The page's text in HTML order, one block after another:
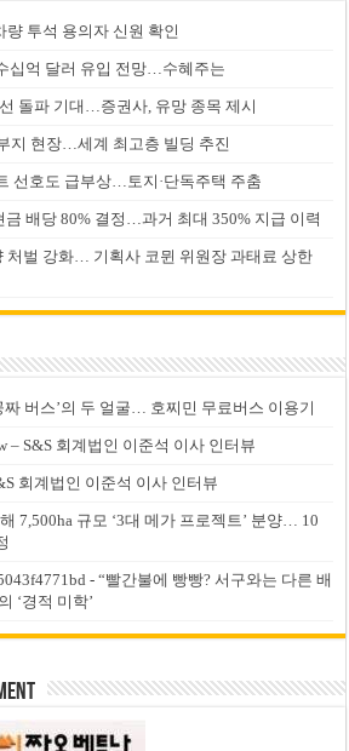
투석 용의자 신원 확인
십억 달러 유입 전망…수혜주는
돌파 기대…증권사, 유망 종목 제시
지 현장…세계 최고층 빌딩 추진
선호도 급부상…토지·단독주택 주춤
금 배당 80% 결정…과거 최대 350% 지급 이력
처벌 강화… 기획사 코뮌 위원장 과태료 상한
짜 버스’의 두 얼굴… 호찌민 무료버스 이용기
– S&S 회계법인 이준석 이사 인터뷰
회계법인 이준석 이사 인터뷰
7,500ha 규모 ‘3대 메가 프로젝트’ 분양… 10
-“빨간불에 빵빵? 서구와는 다른 배
‘경적 미학’